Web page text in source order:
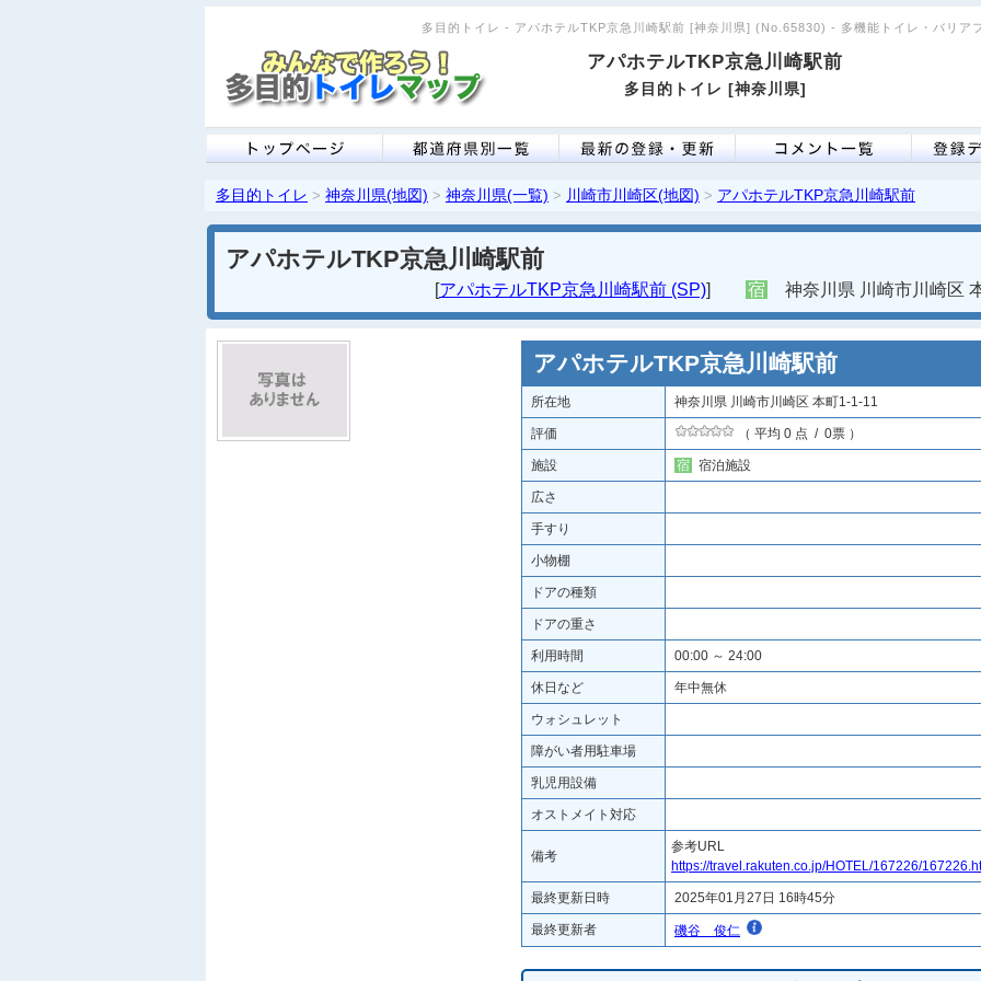
多目的トイレ - アパホテルTKP京急川崎駅前 [神奈川県] (No.65830) - 多機能トイレ・バリア
アパホテルTKP京急川崎駅前
多目的トイレ [神奈川県]
多目的トイレ > 神奈川県(地図) > 神奈川県(一覧) > 川崎市川崎区(地図) > アパホテルTKP京急川崎駅前
アパホテルTKP京急川崎駅前
[アパホテルTKP京急川崎駅前 (SP)] 宿 神奈川県 川崎市川崎区
アパホテルTKP京急川崎駅前
所在地 神奈川県 川崎市川崎区 本町1-1-11
評価 （ 平均 0 点 / 0票 ）
施設 宿 宿泊施設
広さ
手すり
小物棚
ドアの種類
ドアの重さ
利用時間 00:00 ～ 24:00
休日など 年中無休
ウォシュレット
障がい者用駐車場
乳児用設備
オストメイト対応
備考
参考URL
https://travel.rakuten.co.jp/HOTEL/167226/
最終更新日時 2025年01月27日 16時45分
最終更新者 磯谷 俊仁